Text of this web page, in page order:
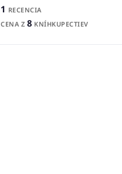
1 RECENCIA
CENA Z 8 KNÍHKUPECTIEV